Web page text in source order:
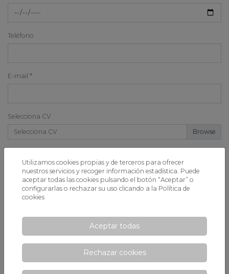
Teléfono
E-mail *
Selecciona CV
Selecciona CV
Selecciona carta de presentación
Mensaje *
Utilizamos cookies propias y de terceros para ofrecer
nuestros servicios y recoger información estadística. Puede
aceptar todas las cookies pulsando el botón “Aceptar” o
configurarlas o rechazar su uso clicando a la Política de
cookies
Aceptar todas
Rechazar cookies